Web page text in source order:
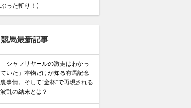
ぶった斬り！】
競馬最新記事
「シャフリヤールの激走はわかっ
ていた」本物だけが知る有馬記念
裏事情。そして“金杯”で再現される
波乱の結末とは？